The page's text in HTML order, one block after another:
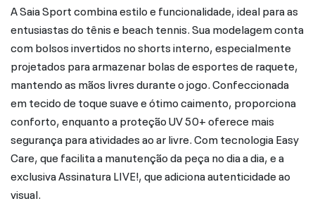
A Saia Sport combina estilo e funcionalidade, ideal para as
entusiastas do tênis e beach tennis. Sua modelagem conta
com bolsos invertidos no shorts interno, especialmente
projetados para armazenar bolas de esportes de raquete,
mantendo as mãos livres durante o jogo. Confeccionada
em tecido de toque suave e ótimo caimento, proporciona
conforto, enquanto a proteção UV 50+ oferece mais
segurança para atividades ao ar livre. Com tecnologia Easy
Care, que facilita a manutenção da peça no dia a dia, e a
exclusiva Assinatura LIVE!, que adiciona autenticidade ao
visual.